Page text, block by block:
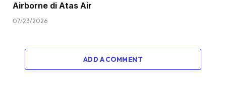
Airborne di Atas Air
07/23/2026
ADD A COMMENT